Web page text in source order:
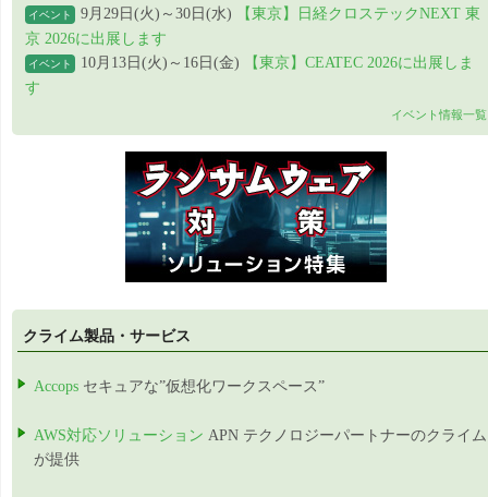
イベント 9月29日(火)～30日(水)
【東京】日経クロステックNEXT 東
京 2026に出展します
イベント 10月13日(火)～16日(金)
【東京】CEATEC 2026に出展しま
す
イベント情報一覧
クライム製品・サービス
Accops セキュアな”仮想化ワークスペース”
AWS対応ソリューション APN テクノロジーパートナーのクライム
が提供